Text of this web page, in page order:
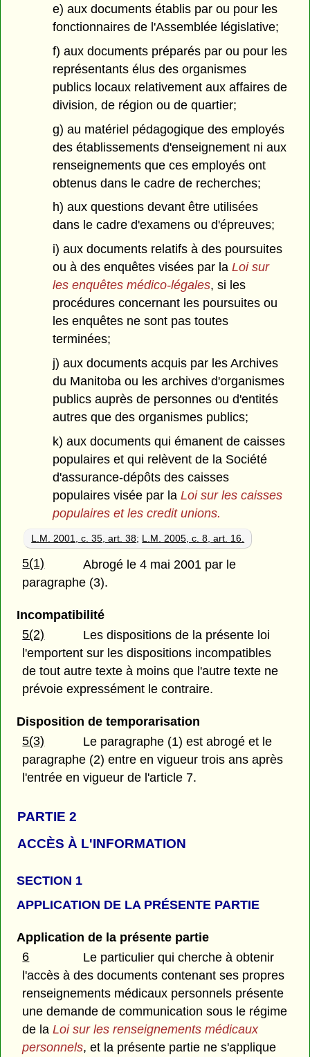
e) aux documents établis par ou pour les
fonctionnaires de l'Assemblée législative;
f) aux documents préparés par ou pour les
représentants élus des organismes
publics locaux relativement aux affaires de
division, de région ou de quartier;
g) au matériel pédagogique des employés
des établissements d'enseignement ni aux
renseignements que ces employés ont
obtenus dans le cadre de recherches;
h) aux questions devant être utilisées
dans le cadre d'examens ou d'épreuves;
i) aux documents relatifs à des poursuites
ou à des enquêtes visées par laLoi sur
les enquêtes médico-légales, si les
procédures concernant les poursuites ou
les enquêtes ne sont pas toutes
terminées;
j) aux documents acquis par les Archives
du Manitoba ou les archives d'organismes
publics auprès de personnes ou d'entités
autres que des organismes publics;
k) aux documents qui émanent de caisses
populaires et qui relèvent de la Société
d'assurance-dépôts des caisses
populaires visée par laLoi sur les caisses
populaires et les credit unions.
L.M. 2001, c. 35, art. 38; L.M. 2005, c. 8, art. 16.
5(1)
Abrogé le 4 mai 2001 par le
paragraphe (3).
Incompatibilité
5(2)
Les dispositions de la présente loi
l'emportent sur les dispositions incompatibles
de tout autre texte à moins que l'autre texte ne
prévoie expressément le contraire.
Disposition de temporarisation
5(3)
Le paragraphe (1) est abrogé et le
paragraphe (2) entre en vigueur trois ans après
l'entrée en vigueur de l'article 7.
PARTIE 2
ACCÈS À L'INFORMATION
SECTION 1
APPLICATION DE LA PRÉSENTE PARTIE
Application de la présente partie
6
Le particulier qui cherche à obtenir
l'accès à des documents contenant ses propres
renseignements médicaux personnels présente
une demande de communication sous le régime
de laLoi sur les renseignements médicaux
personnels, et la présente partie ne s'applique